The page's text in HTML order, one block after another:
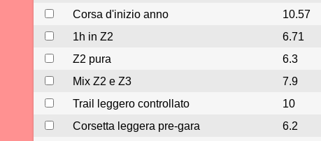
Corsa d'inizio anno
10.57
1h in Z2
6.71
Z2 pura
6.3
Mix Z2 e Z3
7.9
Trail leggero controllato
10
Corsetta leggera pre-gara
6.2